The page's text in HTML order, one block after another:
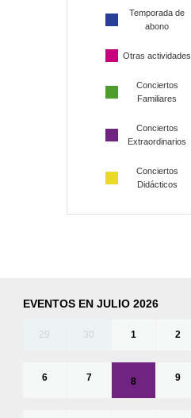
Temporada de
abono
Otras actividades
Conciertos
Familiares
Conciertos
Extraordinarios
Conciertos
Didácticos
EVENTOS EN JULIO 2026
29 30 1 2
6 7 8 9